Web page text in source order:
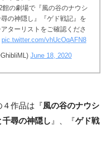
の劇場で『風の谷のナウシ
の神隠し』『ゲド戦記』を
ターリストをご確認くださ
pic.twitter.com/vhUcOqAFN8
June 18, 2020
４作品は『風の谷のナウシ
千尋の神隠し 』、『ゲド戦